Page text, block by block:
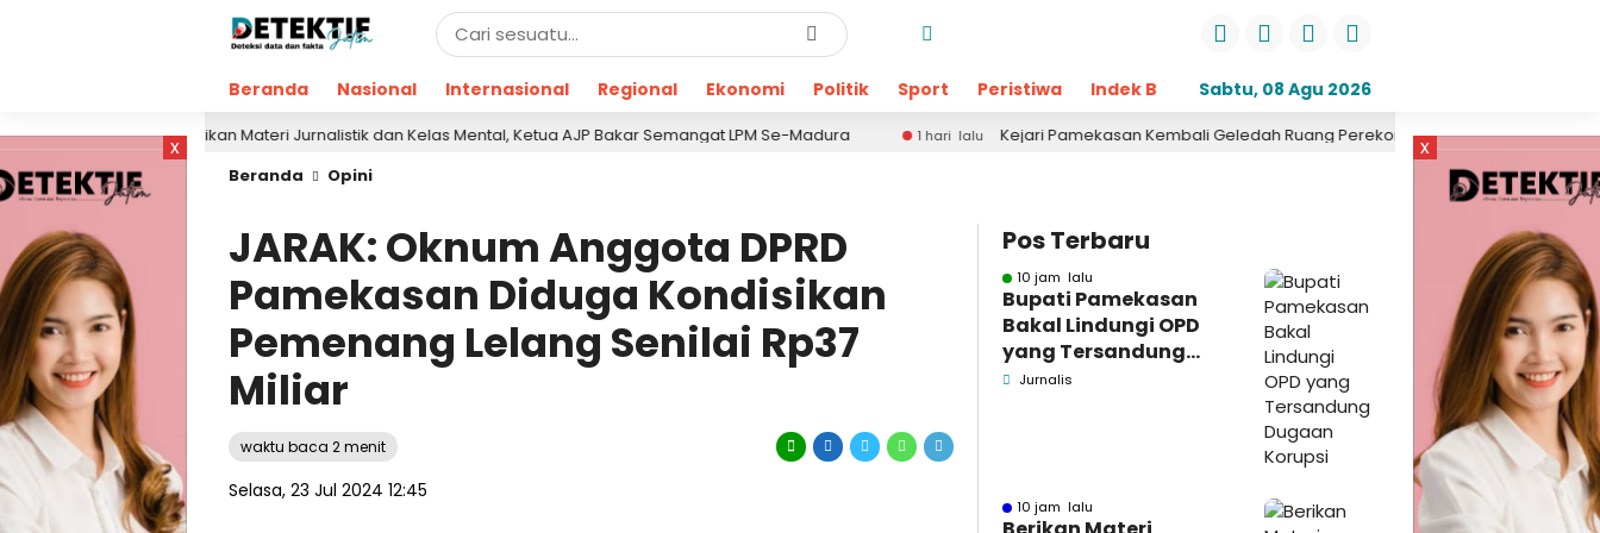
Beranda Nasional Internasional Regional Ekonomi Politik Sport Peristiwa Indek Berita Opini Daerah
Sabtu, 08 Agu 2026
x
lalu Berikan Materi Jurnalistik dan Kelas Mental, Ketua AJP Bakar Semangat LPM Se-Madura 1 hari lalu Kejari Pamekasan Kembali Geledah Ruang Perekonomian, Pidsus: Tunggu Saja! 1
Beranda Opini
JARAK: Oknum Anggota DPRD
Pamekasan Diduga Kondisikan
Pemenang Lelang Senilai Rp37
Miliar
waktu baca 2 menit
Selasa, 23 Jul 2024 12:45
Pos Terbaru
10 jam lalu
Bupati Pamekasan
Bakal Lindungi OPD
yang Tersandung
Dugaan Korupsi
Jurnalis
10 jam lalu
x